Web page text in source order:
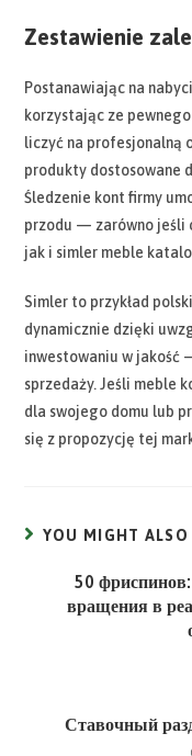
Zestawienie
Postanawiając na
korzystając ze
liczyć na profesjonalną
produkty dostosowane
Śledzenie kont firmy
przodu — zarówno jeśli
jak i simler meble
Simler to przykład
dynamicznie dzięki
inwestowaniu w jakość
sprzedaży. Jeśli meble
dla swojego domu lub
się z propozycję tej
YOU MIGHT ALSO
50
вращения в
Ставочный